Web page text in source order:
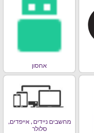
אחסון
מחשבים ניידים , אייפדים,
סלולר